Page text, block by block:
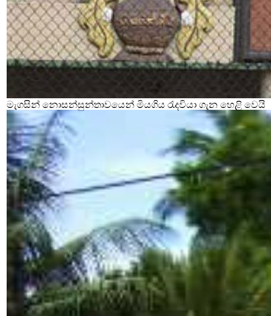
මැගසින් නොසන්සුන්තාවයෙන් මියගිය රැදවියා ගැන හෙළි වෙයි